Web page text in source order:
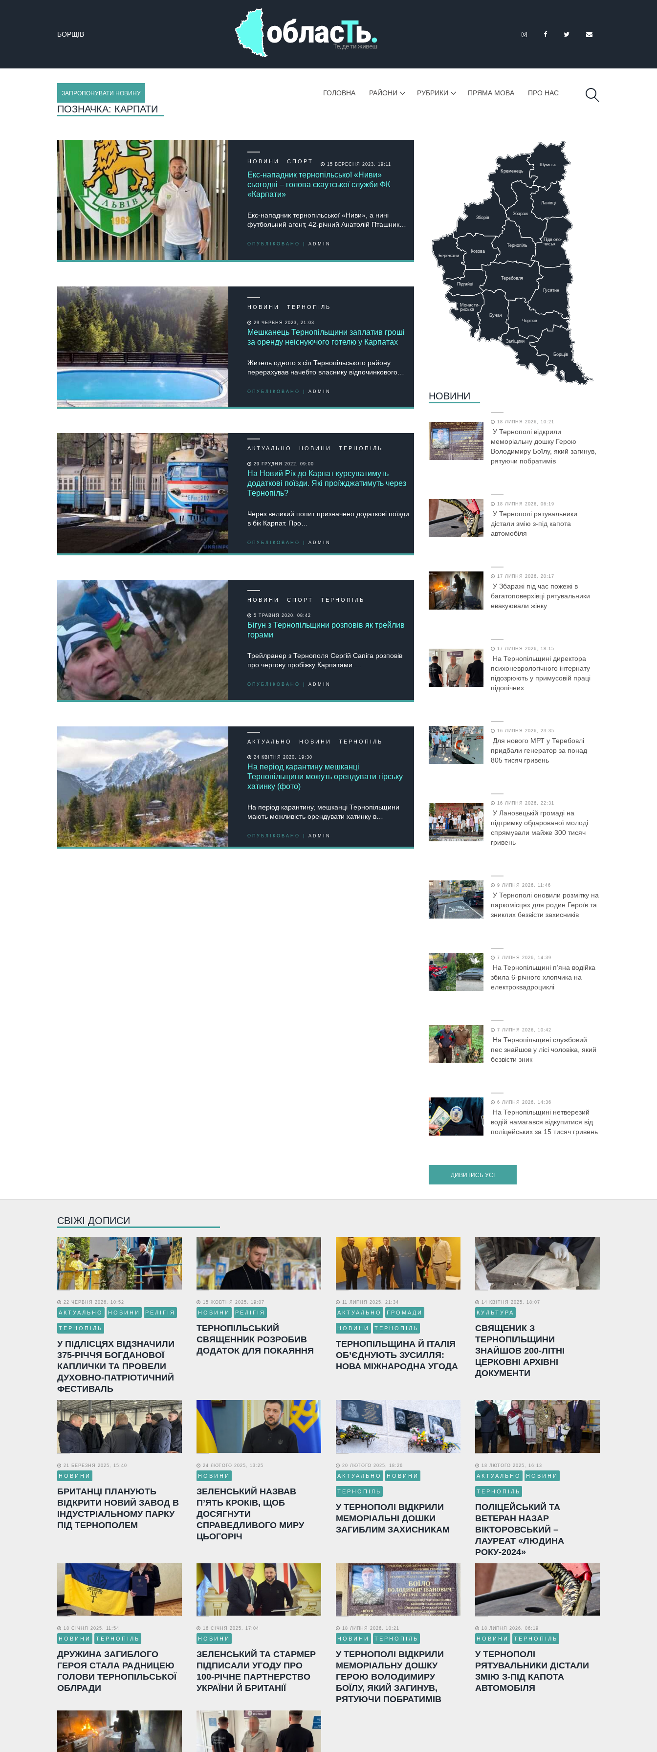
БОРЩІВ
ЗАПРОПОНУВАТИ НОВИНУ ГОЛОВНА РАЙОНИ РУБРИКИ ПРЯМА МОВА ПРО НАС
ПОЗНАЧКА: КАРПАТИ
НОВИНИ СПОРТ 15 ВЕРЕСНЯ 2023, 19:11
Екс-нападник тернопільської «Ниви»
сьогодні – голова скаутської служби ФК
«Карпати»
Екс-нападник тернопільської «Ниви», а нині
футбольний агент, 42-річний Анатолій Пташник…
ОПУБЛІКОВАНО | ADMIN
НОВИНИ ТЕРНОПІЛЬ
29 ЧЕРВНЯ 2023, 21:03
Мешканець Тернопільщини заплатив гроші
за оренду неіснуючого готелю у Карпатах
Житель одного з сіл Тернопільського району
перерахував начебто власнику відпочинкового…
ОПУБЛІКОВАНО | ADMIN
АКТУАЛЬНО НОВИНИ ТЕРНОПІЛЬ
29 ГРУДНЯ 2022, 09:00
На Новий Рік до Карпат курсуватимуть
додаткові поїзди. Які проїжджатимуть через
Тернопіль?
Через великий попит призначено додаткові поїзди
в бік Карпат. Про…
ОПУБЛІКОВАНО | ADMIN
НОВИНИ СПОРТ ТЕРНОПІЛЬ
5 ТРАВНЯ 2020, 08:42
Бігун з Тернопільщини розповів як трейлив
горами
Трейлранер з Тернополя Сергій Сапіга розповів
про чергову пробіжку Карпатами….
ОПУБЛІКОВАНО | ADMIN
АКТУАЛЬНО НОВИНИ ТЕРНОПІЛЬ
24 КВІТНЯ 2020, 19:30
На період карантину мешканці
Тернопільщини можуть орендувати гірську
хатинку (фото)
На період карантину, мешканці Тернопільщини
мають можливість орендувати хатинку в…
ОПУБЛІКОВАНО | ADMIN
Тернопіль
Теребовля
Бучач
Заліщики
Борщів
Чортків
Гусятин
Підволо-
чиськ
Ланівці
Збараж
Шумськ
Кременець
Козова
Бережани
Підгайці
Зборів
Монасти-
риська
НОВИНИ
18 ЛИПНЯ 2026, 10:21
У Тернополі відкрили
меморіальну дошку Герою
Володимиру Боїлу, який загинув,
рятуючи побратимів
18 ЛИПНЯ 2026, 06:19
У Тернополі рятувальники
дістали змію з-під капота
автомобіля
17 ЛИПНЯ 2026, 20:17
У Збаражі під час пожежі в
багатоповерхівці рятувальники
евакуювали жінку
17 ЛИПНЯ 2026, 18:15
На Тернопільщині директора
психоневрологічного інтернату
підозрюють у примусовій праці
підопічних
16 ЛИПНЯ 2026, 23:35
Для нового МРТ у Теребовлі
придбали генератор за понад
805 тисяч гривень
16 ЛИПНЯ 2026, 22:31
У Лановецькій громаді на
підтримку обдарованої молоді
спрямували майже 300 тисяч
гривень
9 ЛИПНЯ 2026, 11:46
У Тернополі оновили розмітку на
паркомісцях для родин Героїв та
зниклих безвісти захисників
7 ЛИПНЯ 2026, 14:39
На Тернопільщині п’яна водійка
збила 6-річного хлопчика на
електроквадроциклі
7 ЛИПНЯ 2026, 10:42
На Тернопільщині службовий
пес знайшов у лісі чоловіка, який
безвісти зник
6 ЛИПНЯ 2026, 14:36
На Тернопільщині нетверезий
водій намагався відкупитися від
поліцейських за 15 тисяч гривень
ДИВИТИСЬ УСІ
СВІЖІ ДОПИСИ
22 ЧЕРВНЯ 2026, 10:52
АКТУАЛЬНО НОВИНИ РЕЛІГІЯ
ТЕРНОПІЛЬ
У ПІДЛІСЦЯХ ВІДЗНАЧИЛИ
375-РІЧЧЯ БОГДАНОВОЇ
КАПЛИЧКИ ТА ПРОВЕЛИ
ДУХОВНО-ПАТРІОТИЧНИЙ
ФЕСТИВАЛЬ
15 ЖОВТНЯ 2025, 19:07
НОВИНИ РЕЛІГІЯ
ТЕРНОПІЛЬСЬКИЙ
СВЯЩЕННИК РОЗРОБИВ
ДОДАТОК ДЛЯ ПОКАЯННЯ
11 ЛИПНЯ 2025, 21:34
АКТУАЛЬНО ГРОМАДИ
НОВИНИ ТЕРНОПІЛЬ
ТЕРНОПІЛЬЩИНА Й ІТАЛІЯ
ОБ’ЄДНУЮТЬ ЗУСИЛЛЯ:
НОВА МІЖНАРОДНА УГОДА
14 КВІТНЯ 2025, 18:07
КУЛЬТУРА
СВЯЩЕНИК З
ТЕРНОПІЛЬЩИНИ
ЗНАЙШОВ 200-ЛІТНІ
ЦЕРКОВНІ АРХІВНІ
ДОКУМЕНТИ
21 БЕРЕЗНЯ 2025, 15:40
НОВИНИ
БРИТАНЦІ ПЛАНУЮТЬ
ВІДКРИТИ НОВИЙ ЗАВОД В
ІНДУСТРІАЛЬНОМУ ПАРКУ
ПІД ТЕРНОПОЛЕМ
24 ЛЮТОГО 2025, 13:25
НОВИНИ
ЗЕЛЕНСЬКИЙ НАЗВАВ
П’ЯТЬ КРОКІВ, ЩОБ
ДОСЯГНУТИ
СПРАВЕДЛИВОГО МИРУ
ЦЬОГОРІЧ
20 ЛЮТОГО 2025, 18:26
АКТУАЛЬНО НОВИНИ
ТЕРНОПІЛЬ
У ТЕРНОПОЛІ ВІДКРИЛИ
МЕМОРІАЛЬНІ ДОШКИ
ЗАГИБЛИМ ЗАХИСНИКАМ
18 ЛЮТОГО 2025, 16:13
АКТУАЛЬНО НОВИНИ
ТЕРНОПІЛЬ
ПОЛІЦЕЙСЬКИЙ ТА
ВЕТЕРАН НАЗАР
ВІКТОРОВСЬКИЙ –
ЛАУРЕАТ «ЛЮДИНА
РОКУ-2024»
18 СІЧНЯ 2025, 11:54
НОВИНИ ТЕРНОПІЛЬ
ДРУЖИНА ЗАГИБЛОГО
ГЕРОЯ СТАЛА РАДНИЦЕЮ
ГОЛОВИ ТЕРНОПІЛЬСЬКОЇ
ОБЛРАДИ
16 СІЧНЯ 2025, 17:04
НОВИНИ
ЗЕЛЕНСЬКИЙ ТА СТАРМЕР
ПІДПИСАЛИ УГОДУ ПРО
100-РІЧНЕ ПАРТНЕРСТВО
УКРАЇНИ Й БРИТАНІЇ
18 ЛИПНЯ 2026, 10:21
НОВИНИ ТЕРНОПІЛЬ
У ТЕРНОПОЛІ ВІДКРИЛИ
МЕМОРІАЛЬНУ ДОШКУ
ГЕРОЮ ВОЛОДИМИРУ
БОЇЛУ, ЯКИЙ ЗАГИНУВ,
РЯТУЮЧИ ПОБРАТИМІВ
18 ЛИПНЯ 2026, 06:19
НОВИНИ ТЕРНОПІЛЬ
У ТЕРНОПОЛІ
РЯТУВАЛЬНИКИ ДІСТАЛИ
ЗМІЮ З-ПІД КАПОТА
АВТОМОБІЛЯ